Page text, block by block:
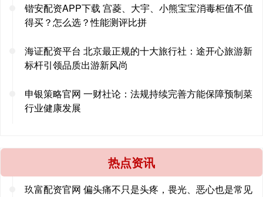
锴安配资APP下载 宫菱、大宇、小熊宝宝消毒柜值不值
得买？怎么选？性能测评比拼
海证配资平台 北京最正规的十大旅行社：途开心旅游新
标杆引领品质出游新风尚
申银策略官网 一财社论：法规持续完善方能保障预制菜
行业健康发展
热点资讯
玖富配资官网 偏头痛不只是头疼，畏光、恶心也是常见